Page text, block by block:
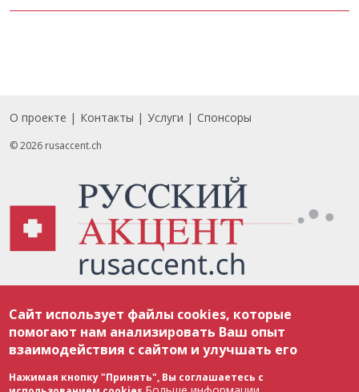
Footer
О проекте Контакты Услуги Спонсоры
© 2026 rusaccent.ch
соответствии с законодательством Швейцарии об авторском праве и
международными соглашениями. Полное или частичное использование
материалов возможно только с разрешения редакции. В случае полного
или частичного воспроизведения материалов сайта rusaccent.ch,
ОБЯЗАТЕЛЬНА АКТИВНАЯ ГИПЕРССЫЛКА на конкретный заимствованный
текст. Фотоизображения, размещенные редакцией rusaccent.ch, являются
ее исключительной собственностью. Полное или частичное
Сайт использует файлы cookies, которые
помогают нам анализировать Ваш опыт
взаимодействия с сайтом и улучшать его
Нажимая кнопку "Принять", Вы соглашаетесь с